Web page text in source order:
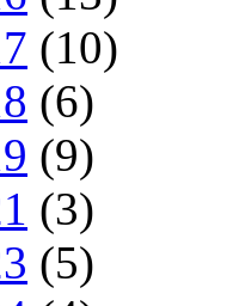
(10)
(6)
(9)
(3)
(5)